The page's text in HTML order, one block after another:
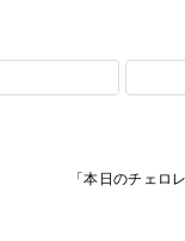
「本日のチェ